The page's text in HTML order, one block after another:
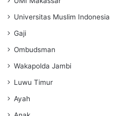
Universitas Muslim Indonesia
Gaji
Ombudsman
Wakapolda Jambi
Luwu Timur
Ayah